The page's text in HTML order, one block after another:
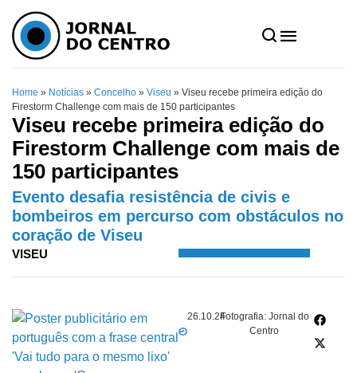
Home » Notícias » Concelho » Viseu » Viseu recebe primeira edição do
Firestorm Challenge com mais de 150 participantes
Viseu recebe primeira edição do
Firestorm Challenge com mais de
150 participantes
Evento desafia resistência de civis e
bombeiros em percurso com obstáculos no
coração de Viseu
VISEU
26.10.24Fotografia: Jornal do
Centro